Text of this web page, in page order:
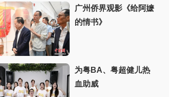
广州侨界观影《给阿嬷
的情书》
为粤BA、粤超健儿热
血助威